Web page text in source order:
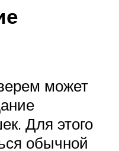
может
Для этого
обычной